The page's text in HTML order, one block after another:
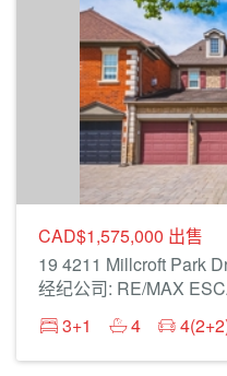
CAD$1,575,000 出售
19 4211 Millcroft Park
经纪公司: RE/MAX
3+1
4